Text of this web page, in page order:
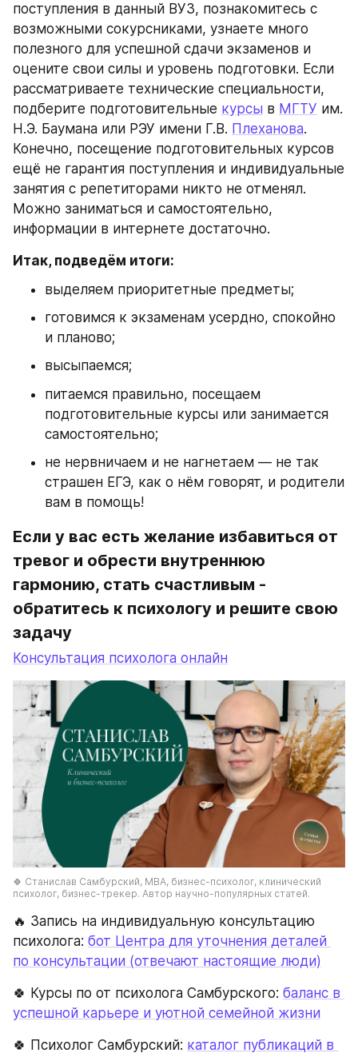
поступления в данный ВУЗ, познакомитесь с
возможными сокурсниками, узнаете много
полезного для успешной сдачи экзаменов и
оцените свои силы и уровень подготовки. Если
рассматриваете технические специальности,
подберите подготовительные курсы в МГТУ им.
Н.Э. Баумана или РЭУ имени Г.В. Плеханова.
Конечно, посещение подготовительных курсов
ещё не гарантия поступления и индивидуальные
занятия с репетиторами никто не отменял.
Можно заниматься и самостоятельно,
информации в интернете достаточно.
Итак, подведём итоги:
выделяем приоритетные предметы;
готовимся к экзаменам усердно, спокойно
и планово;
высыпаемся;
питаемся правильно, посещаем
подготовительные курсы или занимается
самостоятельно;
не нервничаем и не нагнетаем — не так
страшен ЕГЭ, как о нём говорят, и родители
вам в помощь!
Если у вас есть желание избавиться от
тревог и обрести внутреннюю
гармонию, стать счастливым -
обратитесь к психологу и решите свою
задачу
Консультация психолога онлайн
🍀 Станислав Самбурский, МВА, бизнес-психолог, клинический
психолог, бизнес-трекер. Автор научно-популярных статей.
🔥 Запись на индивидуальную консультацию
психолога: бот Центра для уточнения деталей
по консультации (отвечают настоящие люди)
🍀 Курсы по от психолога Самбурского: баланс в
успешной карьере и уютной семейной жизни
🍀 Психолог Самбурский: каталог публикаций в